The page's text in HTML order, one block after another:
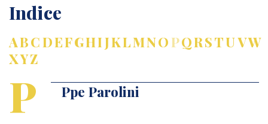
Indice
ABCDEFGHIJKLMNOPQRSTUVW
XYZ
P Ppe Parolini